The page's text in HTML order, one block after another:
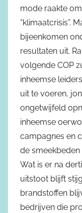
mode raakte
“klimaatcrisis”.
bijeenkomen
resultaten uit.
volgende COP
inheemse
uit te voeren,
ongetwijfeld
inheemse
campagnes en
de smeekbeden
Wat is er na
uitstoot blijft
brandstoffen
bedrijven die